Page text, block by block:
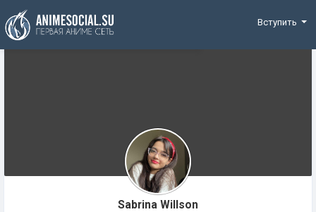
Funding
Вступить
Sabrina Willson